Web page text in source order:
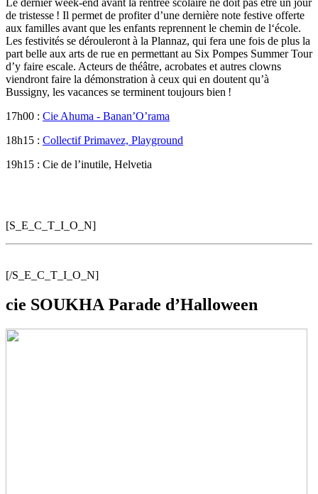
de tristesse ! Il permet de profiter d’une dernière note festive offerte
aux familles avant que les enfants reprennent le chemin de l‘école.
Les festivités se dérouleront à la Plannaz, qui fera une fois de plus la
part belle aux arts de rue en permettant au Six Pompes Summer Tour
d’y faire escale. Acteurs de théâtre, acrobates et autres clowns
viendront faire la démonstration à ceux qui en doutent qu’à
Bussigny, les vacances se terminent toujours bien !
17h00 : Cie Ahuma - Banan’O’rama
18h15 : Collectif Primavez, Playground
19h15 : Cie de l’inutile, Helvetia
[S_E_C_T_I_O_N]
[/S_E_C_T_I_O_N]
cie SOUKHAParade d’Halloween